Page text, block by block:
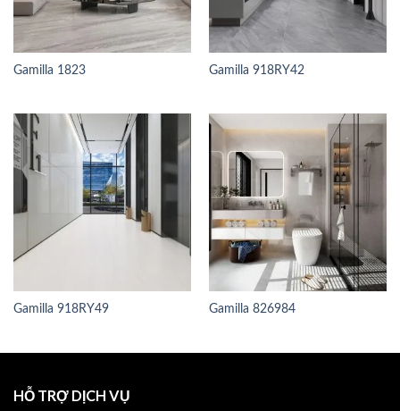
Gamilla 1823 Gamilla 918RY42
Gamilla 918RY49 Gamilla 826984
HỖ TRỢ DỊCH VỤ